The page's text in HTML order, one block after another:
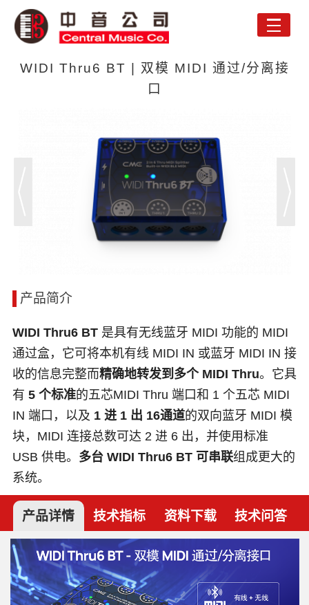
Toggle
WIDI Thru6 BT | 双模 MIDI 通过/分离接
口
产品简介
WIDI Thru6 BT是具有无线蓝牙 MIDI 功能的 MIDI
通过盒，它可将本机有线 MIDI IN 或蓝牙 MIDI IN 接
收的信息完整而精确地转发到多个 MIDI Thru。它具
有 5 个标准的五芯MIDI Thru 端口和 1 个五芯 MIDI
IN 端口，以及 1 进 1 出 16通道的双向蓝牙 MIDI 模
块，MIDI 连接总数可达 2 进 6 出，并使用标准
USB 供电。 多台 WIDI Thru6 BT可串联组成更大的
系统。
产品详情 技术指标 资料下载 技术问答